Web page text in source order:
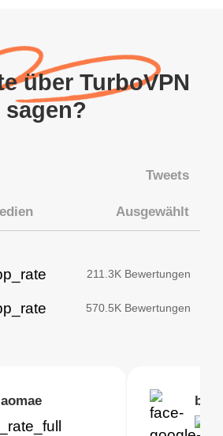
über TurboVPN
sagen?
Tweets
Ausgewählt
211.3K Bewertungen
570.5K Bewertungen
Samant Foutrrrrrr